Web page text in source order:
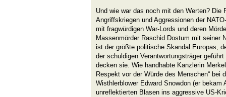
Und wie war das noch mit den Werten? Die
Angriffskriegen und Aggressionen der
mit fragwürdigen War-Lords und deren
Massenmörder Raschid Dostum mit seiner
ist der größte politische Skandal Europas,
der schuldigen Verantwortungsträger
decken sie. Wie handhabte Kanzlerin
Respekt vor der Würde des Menschen“ bei
Wisthlerblower Edward Snowdon (er bekam
unreflektierten Blasen ins aggressive US-